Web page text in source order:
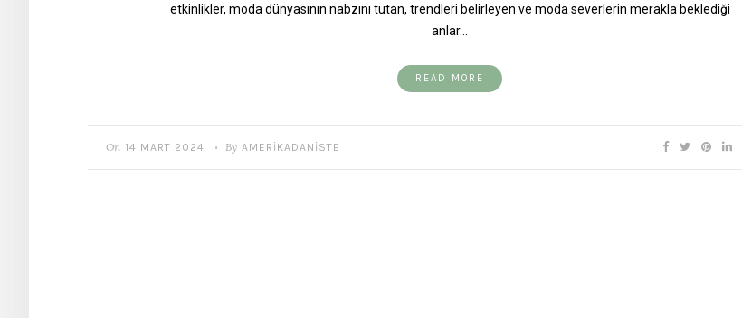
etkinlikler, moda dünyasının nabzını tutan, trendleri belirleyen ve moda severlerin merakla beklediği
anlar…
READ MORE
On 14 MART 2024 • By AMERIKADANISTE